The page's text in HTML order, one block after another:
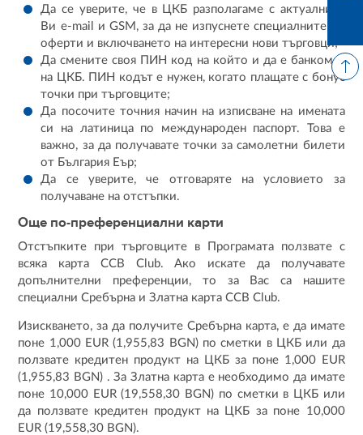
Да се уверите, че в ЦКБ разполагаме с актуалните
Ви e-mail и GSM, за да не изпуснете специалните ни
оферти и включването на интересни нови търговци;
Да смените своя ПИН код на който и да е банкомат
на ЦКБ. ПИН кодът е нужен, когато плащате с бонус
точки при търговците;
Да посочите точния начин на изписване на имената
си на латиница по международен паспорт. Това е
важно, за да получавате точки за самолетни билети
от България Еър;
Да се уверите, че отговаряте на условието за
получаване на отстъпки.
Още по-преференциални карти
Отстъпките при търговците в Програмата ползвате с
всяка карта CCB Club. Ако искате да получавате
допълнителни преференции, то за Вас са нашите
специални Сребърна и Златна карта CCB Club.
Изискването, за да получите Сребърна карта, е да имате
поне 1,000 EUR (1,955,83 BGN) по сметки в ЦКБ или да
ползвате кредитен продукт на ЦКБ за поне 1,000 EUR
(1,955,83 BGN) . За Златна карта е необходимо да имате
поне 10,000 EUR (19,558,30 BGN) по сметки в ЦКБ или
да ползвате кредитен продукт на ЦКБ за поне 10,000
EUR (19,558,30 BGN).